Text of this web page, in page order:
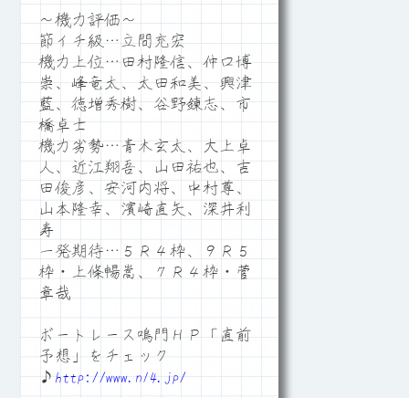
～機力評価～
節イチ級…立間充宏
機力上位…田村隆信、仲口博
崇、峰竜太、太田和美、興津
藍、徳増秀樹、谷野錬志、市
橋卓士
機力劣勢…青木玄太、大上卓
人、近江翔吾、山田祐也、吉
田俊彦、安河内将、中村尊、
山本隆幸、濱崎直矢、深井利
寿
一発期待…５Ｒ４枠、９Ｒ５
枠・上條暢嵩、７Ｒ４枠・菅
章哉
ボートレース鳴門ＨＰ「直前
予想」をチェック
♪ http://www.n14.jp/